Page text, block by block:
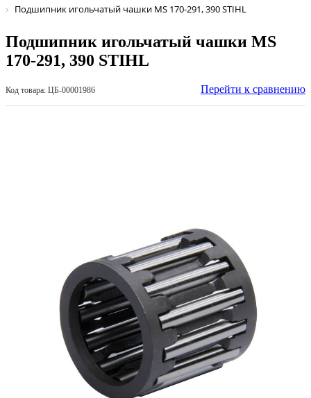
Подшипник игольчатый чашки MS 170-291, 390 STIHL
Подшипник игольчатый чашки MS
170-291, 390 STIHL
Код товара: ЦБ-00001986 Перейти к сравнению